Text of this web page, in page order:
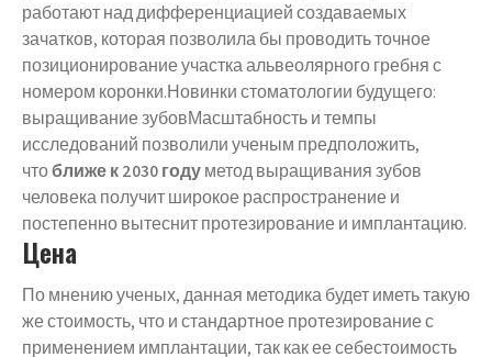
работают над дифференциацией создаваемых
зачатков, которая позволила бы проводить точное
позиционирование участка альвеолярного гребня с
номером коронки.Новинки стоматологии будущего:
выращивание зубовМасштабность и темпы
исследований позволили ученым предположить,
чтоближе к 2030 годуметод выращивания зубов
человека получит широкое распространение и
постепенно вытеснит протезирование и имплантацию.
Цена
По мнению ученых, данная методика будет иметь такую
же стоимость, что и стандартное протезирование с
применением имплантации, так как ее себестоимость